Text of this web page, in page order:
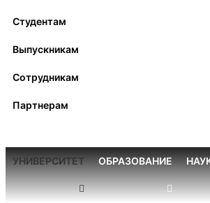
Студентам
Выпускникам
Сотрудникам
Партнерам
УНИВЕРСИТЕТ ОБРАЗОВАНИЕ